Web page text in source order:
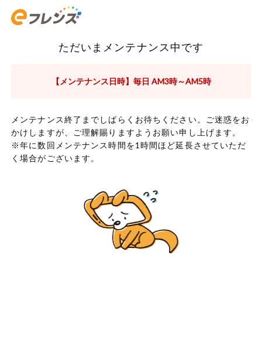
ただいまメンテナンス中です
【メンテナンス日時】毎日 AM3時～AM5時
メンテナンス終了までしばらくお待ちください。ご迷惑をお
かけしますが、ご理解賜りますようお願い申し上げます。
※年に数回メンテナンス時間を1時間ほど延長させていただ
く場合がございます。